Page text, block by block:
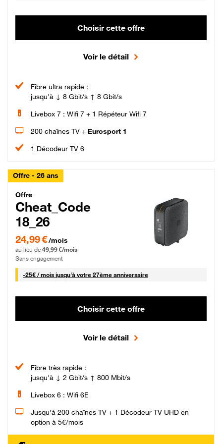
Choisir cette offre
Voir le détail
Fibre ultra rapide :
jusqu'à ↓ 8 Gbit/s ↑ 8 Gbit/s
Livebox 7 : Wifi 7 + 1 Répéteur Wifi 7
200 chaînes TV + Eurosport 1
1 Décodeur TV 6
Offre - 26 ans
Cheat_Code Fibre_18_26
Offre
Cheat_Code
18_26
24,99 € par mois pendant 0 mois puis 49,99 € par mois, Sans engagement
24,99 €/mois
au lieu de 49,99 €/mois
Sans engagement
-25€ / mois25 € par mois
jusqu'à votre 27ème anniversaire
Choisir cette offre
Voir le détail
Fibre très rapide :
jusqu'à ↓ 2 Gbit/s ↑ 800 Mbit/s
Livebox 6 : Wifi 6E
Jusqu’à 200 chaînes TV + 1 Décodeur TV UHD en
option à 5€/mois